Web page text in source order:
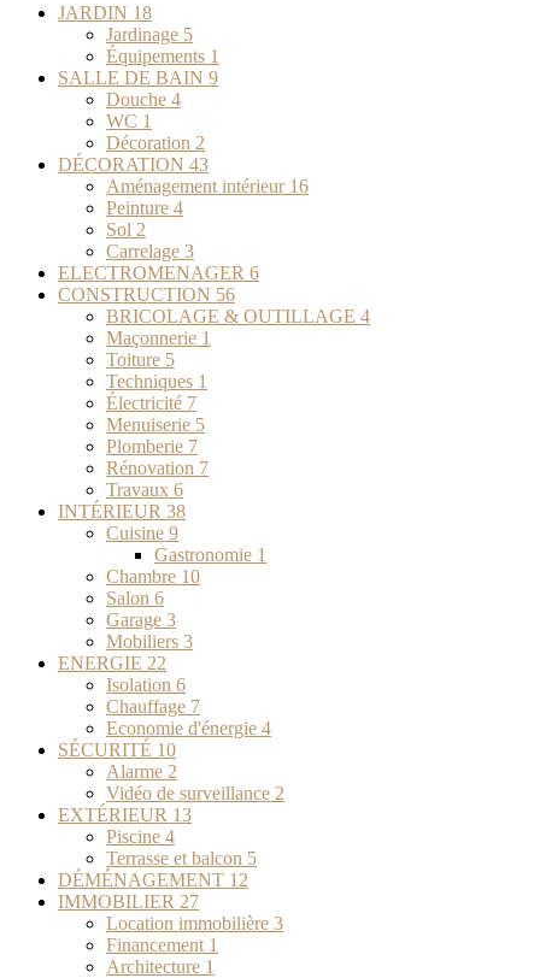
JARDIN 18
Jardinage 5
Équipements 1
SALLE DE BAIN 9
Douche 4
WC 1
Décoration 2
DÉCORATION 43
Aménagement intérieur 16
Peinture 4
Sol 2
Carrelage 3
ELECTROMENAGER 6
CONSTRUCTION 56
BRICOLAGE & OUTILLAGE 4
Maçonnerie 1
Toiture 5
Techniques 1
Électricité 7
Menuiserie 5
Plomberie 7
Rénovation 7
Travaux 6
INTÉRIEUR 38
Cuisine 9
Gastronomie 1
Chambre 10
Salon 6
Garage 3
Mobiliers 3
ENERGIE 22
Isolation 6
Chauffage 7
Economie d'énergie 4
SÉCURITÉ 10
Alarme 2
Vidéo de surveillance 2
EXTÉRIEUR 13
Piscine 4
Terrasse et balcon 5
DÉMÉNAGEMENT 12
IMMOBILIER 27
Location immobilière 3
Financement 1
Architecture 1